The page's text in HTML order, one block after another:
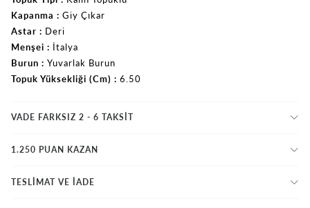
Kapanma
Giy Çıkar
Astar
Deri
Menşei
İtalya
Burun
Yuvarlak Burun
Topuk Yüksekliği (Cm)
6.50
VADE FARKSIZ 2 - 6 TAKSIT
1.250 PUAN KAZAN
TESLİMAT VE İADE